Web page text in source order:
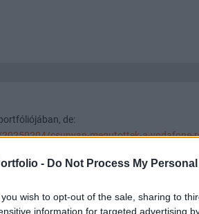
- Do Not Process My
you wish to opt-out of the sale, sharing to
information for targeted advertising
de:
csunyan-megutottek-a-vodafone-
Előzmény:#9combo